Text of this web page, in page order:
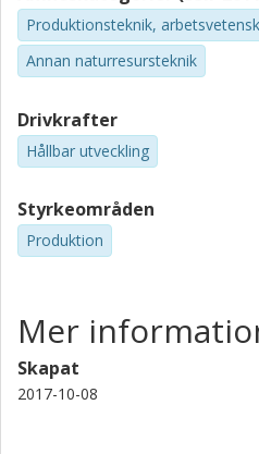
Produktionsteknik,
Annan naturresursteknik
Drivkrafter
Hållbar utveckling
Styrkeområden
Produktion
Mer
Skapat
2017-10-08